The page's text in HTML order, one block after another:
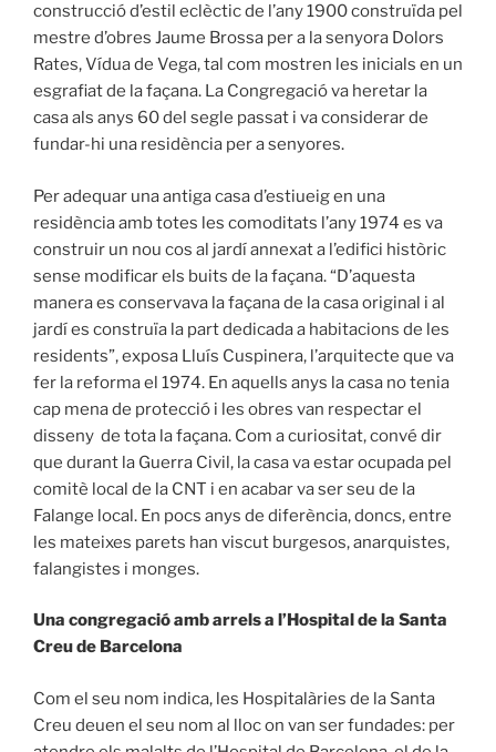
construcció d’estil eclèctic de l’any 1900 construïda pel
mestre d’obres Jaume Brossa per a la senyora Dolors
Rates, Vídua de Vega, tal com mostren les inicials en un
esgrafiat de la façana. La Congregació va heretar la
casa als anys 60 del segle passat i va considerar de
fundar-hi una residència per a senyores.
Per adequar una antiga casa d’estiueig en una
residència amb totes les comoditats l’any 1974 es va
construir un nou cos al jardí annexat a l’edifici històric
sense modificar els buits de la façana. “D’aquesta
manera es conservava la façana de la casa original i al
jardí es construïa la part dedicada a habitacions de les
residents”, exposa Lluís Cuspinera, l’arquitecte que va
fer la reforma el 1974. En aquells anys la casa no tenia
cap mena de protecció i les obres van respectar el
disseny de tota la façana. Com a curiositat, convé dir
que durant la Guerra Civil, la casa va estar ocupada pel
comitè local de la CNT i en acabar va ser seu de la
Falange local. En pocs anys de diferència, doncs, entre
les mateixes parets han viscut burgesos, anarquistes,
falangistes i monges.
Una congregació amb arrels a l’Hospital de la Santa
Creu de Barcelona
Com el seu nom indica, les Hospitalàries de la Santa
Creu deuen el seu nom al lloc on van ser fundades: per